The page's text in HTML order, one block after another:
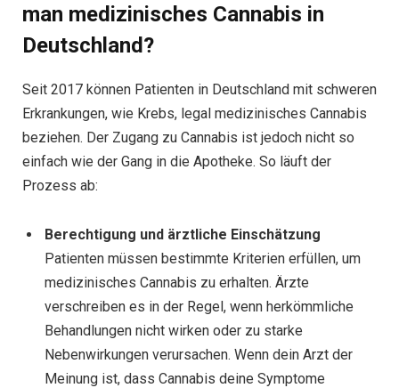
man medizinisches Cannabis in
Deutschland?
Seit 2017 können Patienten in Deutschland mit schweren
Erkrankungen, wie Krebs, legal medizinisches Cannabis
beziehen. Der Zugang zu Cannabis ist jedoch nicht so
einfach wie der Gang in die Apotheke. So läuft der
Prozess ab:
Berechtigung und ärztliche Einschätzung
Patienten müssen bestimmte Kriterien erfüllen, um
medizinisches Cannabis zu erhalten. Ärzte
verschreiben es in der Regel, wenn herkömmliche
Behandlungen nicht wirken oder zu starke
Nebenwirkungen verursachen. Wenn dein Arzt der
Meinung ist, dass Cannabis deine Symptome